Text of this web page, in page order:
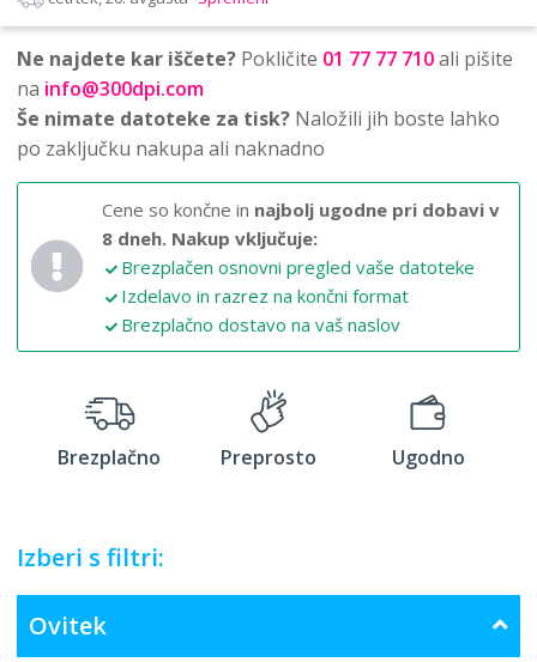
Ne najdete kar iščete? Pokličite 01 77 77 710ali pišite
na info@300dpi.com
Še nimate datoteke za tisk? Naložili jih boste lahko
po zaključku nakupa ali naknadno
Cene so končne in najbolj ugodne pri dobavi v
8 dneh. Nakup vključuje:
Brezplačen osnovni pregled vaše datoteke
Izdelavo in razrez na končni format
Brezplačno dostavo na vaš naslov
Brezplačno Preprosto Ugodno
Izberi s filtri:
Ovitek